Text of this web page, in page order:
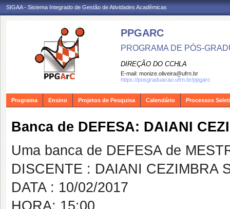
SIGAA - Sistema Integrado de Gestão de Atividades Acadêmicas
PPGARC
PROGRAMA DE PÓS-
DIREÇÃO DO CCHLA
E-mail: monize.oliveira@ufrn.br
https://posgraduacao.ufrn.br/ppgarc
Programa Ensino Projetos de Pesquisa Calendário Processos
Banca de DEFESA: DAIANI
Uma banca de DEFESA de
DISCENTE : DAIANI CEZIMBRA
DATA : 10/02/2017
HORA: 15:00